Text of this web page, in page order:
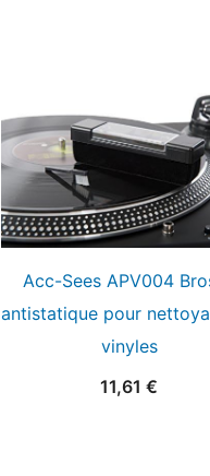
Acc-Sees APV004
antistatique pour
vinyles
11,61 €